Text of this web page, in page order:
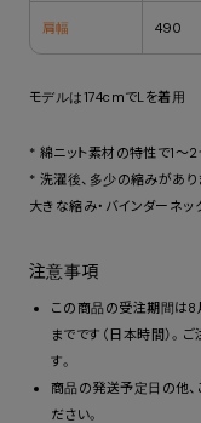
肩幅 490
モデルは174cmでLを着用
* 綿ニット素材の特性で1～2
* 洗濯後、多少の縮みがあ
大きな縮み・バインダーネッ
注意事項
この商品の受注期間は8
までです（日本時間）。
す。
商品の発送予定日の他、
ださい。